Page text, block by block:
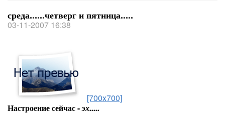
среда......четверг и пятница.....
03-11-2007 16:38
[700x700]
Настроение сейчас -эх.....